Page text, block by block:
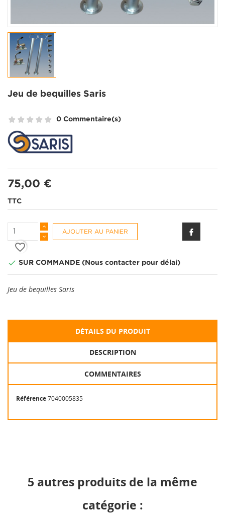
Jeu de bequilles Saris
0 Commentaire(s)
75,00 €
TTC
AJOUTER AU PANIER
favorite_border
 SUR COMMANDE (Nous contacter pour délai)
Jeu de bequilles Saris
DÉTAILS DU PRODUIT
DESCRIPTION
COMMENTAIRES
Référence7040005835
5 autres produits de la même
catégorie :